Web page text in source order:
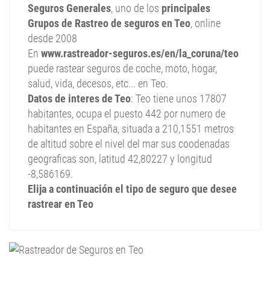
Seguros Generales, uno de los principales
Grupos de Rastreo de seguros en Teo, online
desde 2008
En www.rastreador-seguros.es/en/la_coruna/teo
puede rastear seguros de coche, moto, hogar,
salud, vida, decesos, etc... en Teo.
Datos de interes de Teo: Teo tiene unos 17807
habitantes, ocupa el puesto 442 por numero de
habitantes en España, situada a 210,1551 metros
de altitud sobre el nivel del mar sus coodenadas
geograficas son, latitud 42,80227 y longitud
-8,586169.
Elija a continuación el tipo de seguro que desee
rastrear en Teo